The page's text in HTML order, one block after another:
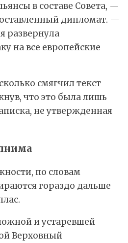
в составе Совета, —
дипломат. —
развернула
на все европейские
смягчил текст
что это была лишь
не утвержденная
по словам
гораздо дальше
и устаревшей
Верховный